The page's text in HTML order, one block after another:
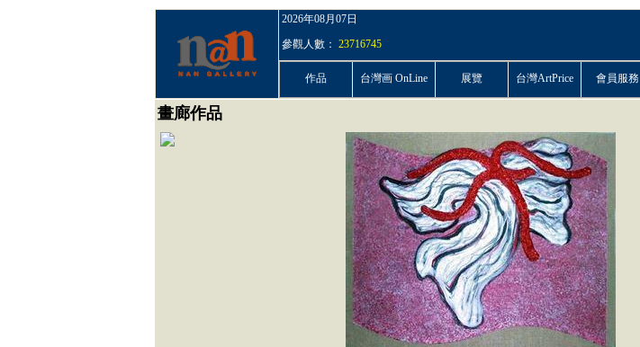
2026年08月07日
參觀人數： 23716745
作品 台灣画 OnLine 展覽 台灣ArtPrice 會員服務
畫廊作品